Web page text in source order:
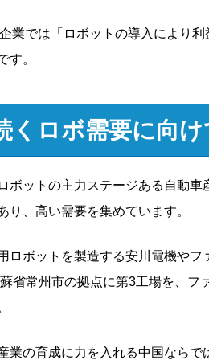
業では「ロボットの導入により
す。
くロボ需要に向
ボットの主力ステージある自動
り、高い需要を集めています。
ロボットを製造する安川電機や
省常州市の拠点に第3工場を、
業の育成に力を入れる中国なら